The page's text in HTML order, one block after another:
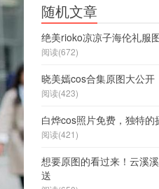
随机文章
绝美rioko凉凉子海伦礼服
阅读(672)
晓美嫣cos合集原图大公开
阅读(423)
白烨cos照片免费，独特
阅读(421)
想要原图的看过来！云溪
送